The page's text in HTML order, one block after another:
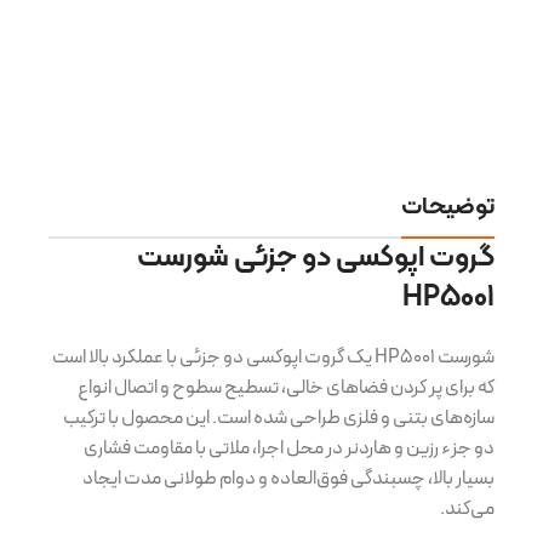
توضیحات
گروت اپوکسی دو جزئی شورست
HP5001
شورست HP5001 یک گروت اپوکسی دو جزئی با عملکرد بالا است
که برای پر کردن فضاهای خالی، تسطیح سطوح و اتصال انواع
سازه‌های بتنی و فلزی طراحی شده است. این محصول با ترکیب
دو جزء رزین و هاردنر در محل اجرا، ملاتی با مقاومت فشاری
بسیار بالا، چسبندگی فوق‌العاده و دوام طولانی مدت ایجاد
می‌کند.